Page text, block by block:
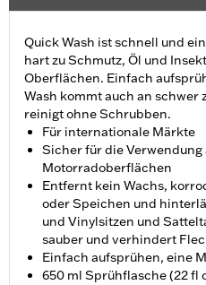
Quick Wash ist schnell und
hart zu Schmutz, Öl und
Oberflächen. Einfach
Wash kommt auch an schwer
reinigt ohne Schrubben.
Für internationale Märkte
Sicher für die Verwendung
Motorradoberflächen
Entfernt kein Wachs,
oder Speichen und
und Vinylsitzen und
sauber und verhindert
Einfach aufsprühen, eine
650 ml Sprühflasche (22 fl